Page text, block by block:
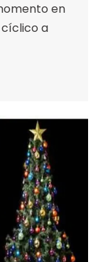
en
cíclico a